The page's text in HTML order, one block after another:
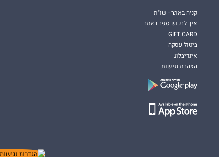
קניה באתר - שו"ת
איך לרכוש ספר באתר
GIFT CARD
ביטול עסקה
אינדיבלוג
הצהרת נגישות